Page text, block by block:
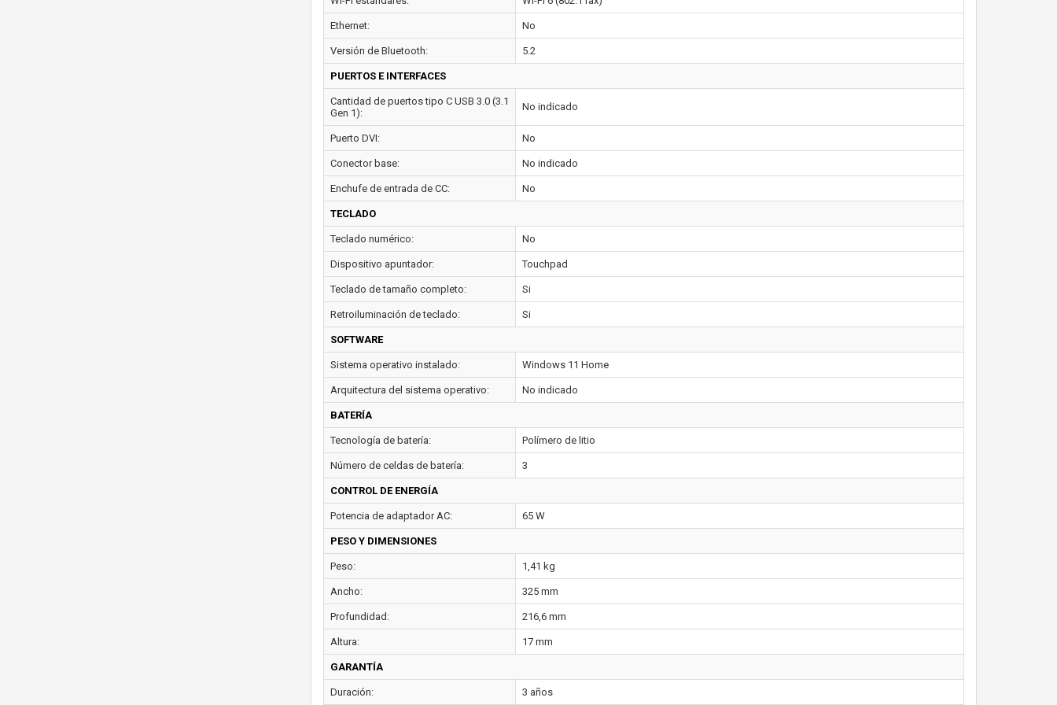
Ethernet: No
Versión de Bluetooth: 5.2
PUERTOS E INTERFACES
Cantidad de puertos tipo C USB 3.0 (3.1
Gen 1):
No indicado
Puerto DVI: No
Conector base: No indicado
Enchufe de entrada de CC: No
TECLADO
Teclado numérico: No
Dispositivo apuntador: Touchpad
Teclado de tamaño completo: Si
Retroiluminación de teclado: Si
SOFTWARE
Sistema operativo instalado: Windows 11 Home
Arquitectura del sistema operativo: No indicado
BATERÍA
Tecnología de batería: Polímero de litio
Número de celdas de batería: 3
CONTROL DE ENERGÍA
Potencia de adaptador AC: 65 W
PESO Y DIMENSIONES
Peso: 1,41 kg
Ancho: 325 mm
Profundidad: 216,6 mm
Altura: 17 mm
GARANTÍA
Duración: 3 años